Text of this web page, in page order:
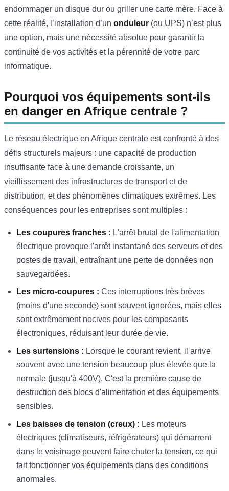
endommager un disque dur ou griller une carte mère. Face à
cette réalité, l’installation d’un onduleur (ou UPS) n’est plus
une option, mais une nécessité absolue pour garantir la
continuité de vos activités et la pérennité de votre parc
informatique.
Pourquoi vos équipements sont-ils
en danger en Afrique centrale ?
Le réseau électrique en Afrique centrale est confronté à des
défis structurels majeurs : une capacité de production
insuffisante face à une demande croissante, un
vieillissement des infrastructures de transport et de
distribution, et des phénomènes climatiques extrêmes. Les
conséquences pour les entreprises sont multiples :
Les coupures franches : L'arrêt brutal de l'alimentation
électrique provoque l'arrêt instantané des serveurs et des
postes de travail, entraînant une perte de données non
sauvegardées.
Les micro-coupures : Ces interruptions très brèves
(moins d'une seconde) sont souvent ignorées, mais elles
sont extrêmement nocives pour les composants
électroniques, réduisant leur durée de vie.
Les surtensions : Lorsque le courant revient, il arrive
souvent avec une tension beaucoup plus élevée que la
normale (jusqu'à 400V). C'est la première cause de
destruction des blocs d'alimentation et des équipements
sensibles.
Les baisses de tension (creux) : Les moteurs
électriques (climatiseurs, réfrigérateurs) qui démarrent
dans le voisinage peuvent faire chuter la tension, ce qui
fait fonctionner vos équipements dans des conditions
anormales.